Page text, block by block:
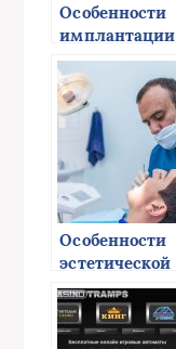
Особенности
имплантации
зубов
Особенности
эстетической
стоматологии